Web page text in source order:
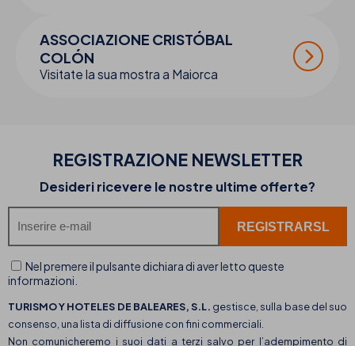
ASSOCIAZIONE CRISTÓBAL
COLÓN
Visitate la sua mostra a Maiorca
REGISTRAZIONE NEWSLETTER
Desideri ricevere le nostre ultime offerte?
Nel premere il pulsante dichiara di aver letto queste
informazioni.
TURISMO Y HOTELES DE BALEARES, S.L. gestisce, sulla base del suo
consenso, una lista di diffusione con fini commerciali.
Non comunicheremo i suoi dati a terzi salvo per l’adempimento di